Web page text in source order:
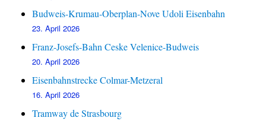
Budweis-Krumau-Oberplan-Nove Udoli Eisenbahn
23. April 2026
Franz-Josefs-Bahn Ceske Velenice-Budweis
20. April 2026
Eisenbahnstrecke Colmar-Metzeral
16. April 2026
Tramway de Strasbourg